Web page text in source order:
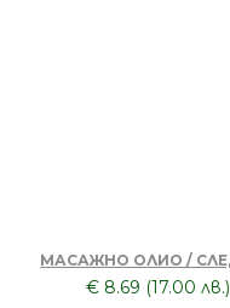
€ 8.69 (17.00 лв.)